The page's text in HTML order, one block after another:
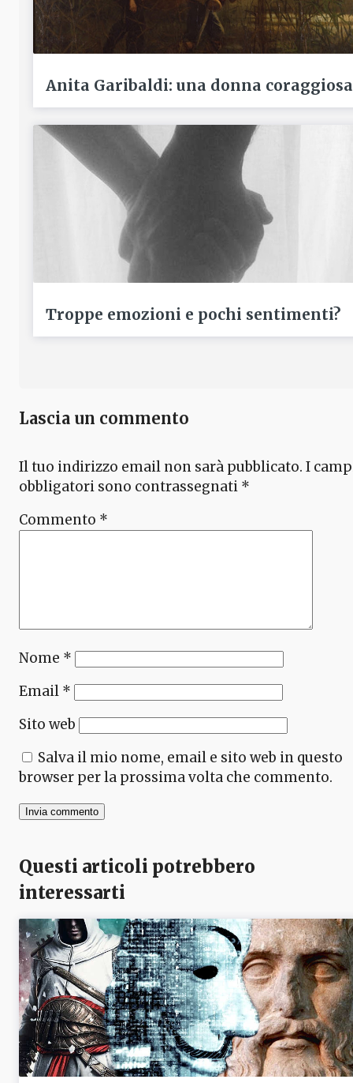
Anita Garibaldi: una donna coraggiosa
Troppe emozioni e pochi sentimenti?
Lascia un commento
Il tuo indirizzo email non sarà pubblicato. I
obbligatori sono contrassegnati *
Commento *
Nome *
Email *
Sito web
Salva il mio nome, email e sito web in questo
browser per la prossima volta che commento.
Questi articoli potrebbero
interessarti